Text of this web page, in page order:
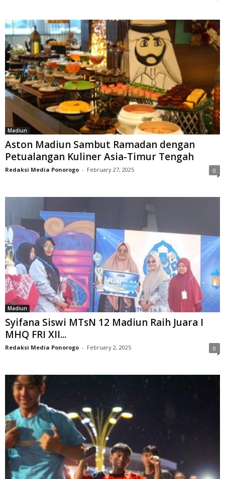
Madiun
Aston Madiun Sambut Ramadan dengan
Petualangan Kuliner Asia-Timur Tengah
Redaksi Media Ponorogo - February 27, 2025 0
Madiun
Syifana Siswi MTsN 12 Madiun Raih Juara I
MHQ FRI XII...
Redaksi Media Ponorogo - February 2, 2025 0